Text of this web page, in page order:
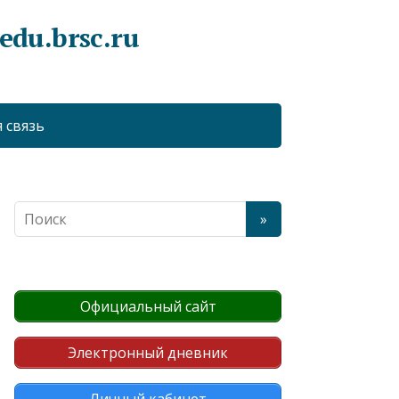
Официальный сайт
Электронный дневник